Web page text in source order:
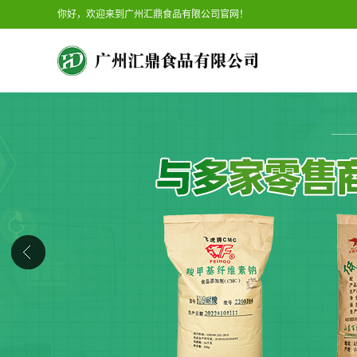
你好，欢迎来到广州汇鼎食品有限公司官网！